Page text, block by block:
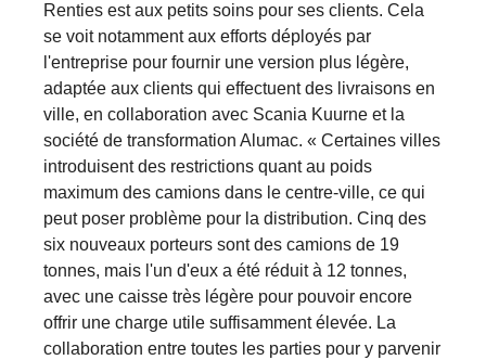
Renties est aux petits soins pour ses clients. Cela
se voit notamment aux efforts déployés par
l'entreprise pour fournir une version plus légère,
adaptée aux clients qui effectuent des livraisons en
ville, en collaboration avec Scania Kuurne et la
société de transformation Alumac. « Certaines villes
introduisent des restrictions quant au poids
maximum des camions dans le centre-ville, ce qui
peut poser problème pour la distribution. Cinq des
six nouveaux porteurs sont des camions de 19
tonnes, mais l'un d'eux a été réduit à 12 tonnes,
avec une caisse très légère pour pouvoir encore
offrir une charge utile suffisamment élevée. La
collaboration entre toutes les parties pour y parvenir